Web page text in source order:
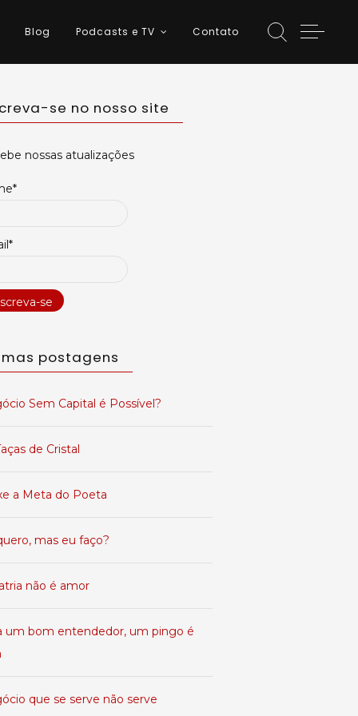
Blog Podcasts e TV Contato
se no nosso site
nossas atualizações
postagens
Sem Capital é Possível?
de Cristal
a Meta do Poeta
mas eu faço?
não é amor
um bom entendedor, um pingo é
que se serve não serve